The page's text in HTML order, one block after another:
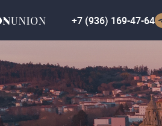
+7 (936) 169-47-64